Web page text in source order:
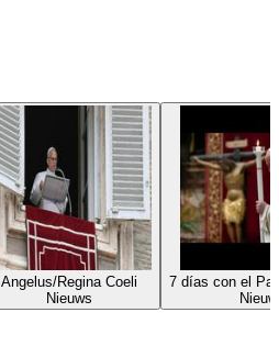
Angelus/Regina Coeli
Nieuws
7 días con el